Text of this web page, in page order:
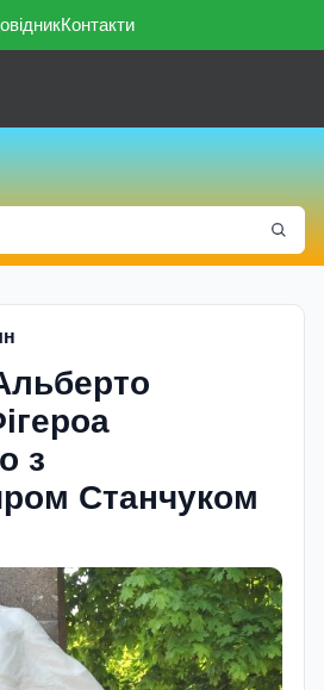
Контакти
з
Станчуком